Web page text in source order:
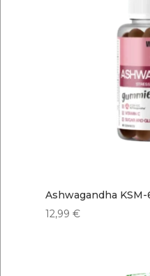
Ashwagandha
12,99 €